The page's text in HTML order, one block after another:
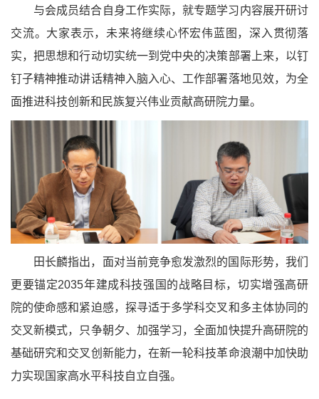
与会成员结合自身工作实际，就专题学习内容展开研讨
交流。大家表示，未来将继续心怀宏伟蓝图，深入贯彻落
实，把思想和行动切实统一到党中央的决策部署上来，以钉
钉子精神推动讲话精神入脑入心、工作部署落地见效，为全
面推进科技创新和民族复兴伟业贡献高研院力量。
田长麟指出，面对当前竞争愈发激烈的国际形势，我们
更要锚定2035年建成科技强国的战略目标，切实增强高研
院的使命感和紧迫感，探寻适于多学科交叉和多主体协同的
交叉新模式，只争朝夕、加强学习，全面加快提升高研院的
基础研究和交叉创新能力，在新一轮科技革命浪潮中加快助
力实现国家高水平科技自立自强。